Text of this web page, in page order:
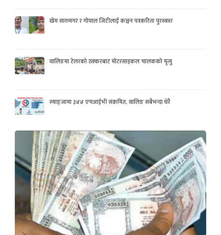
खेम सारुमगर र गोपाल जिटीलाई कञ्चन पत्रकरिता पुरस्कार
वालिङमा टेलरको ठक्करबाट मोटरसाइकल चालकको मृत्यु
स्याङ्जामा ३४४ एचआईभी संक्रमित, वालिङ सबैभन्दा धेरै